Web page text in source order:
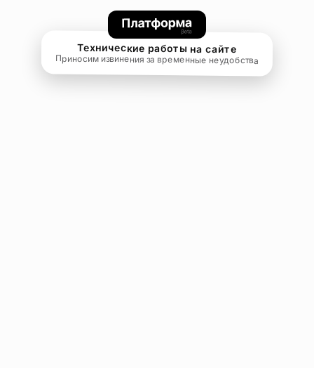
Технические работы на сайте
Приносим извинения за временные неудобства